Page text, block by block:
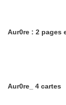
Aur0re : 2 pages
Aur0re_ 4 cartes